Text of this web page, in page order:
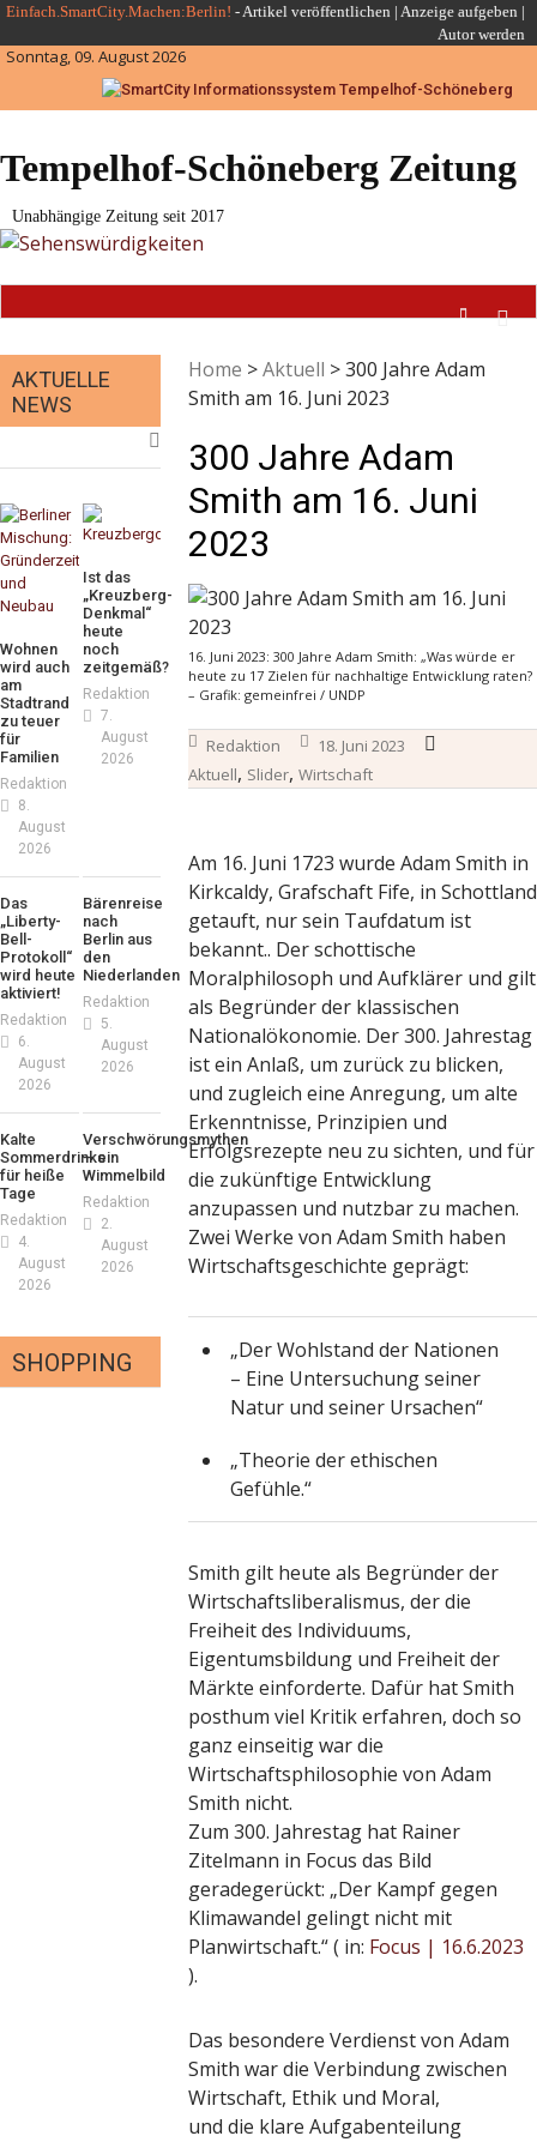
Skip
to
content
Einfach.SmartCity.Machen:Berlin! -Artikel veröffentlichen | Anzeige aufgeben |
Autor werden
Sonntag, 09. August 2026
Tempelhof-Schöneberg Zeitung
Unabhängige Zeitung seit 2017
Home >Aktuell >300 Jahre Adam
Smith am 16. Juni 2023
300 Jahre Adam
Smith am 16. Juni
2023
16. Juni 2023: 300 Jahre Adam Smith: „Was würde er
heute zu 17 Zielen für nachhaltige Entwicklung raten?
– Grafik: gemeinfrei / UNDP
Redaktion
18. Juni 2023
Aktuell, Slider, Wirtschaft
Am 16. Juni 1723 wurde Adam Smith in
Kirkcaldy, Grafschaft Fife, in Schottland
getauft, nur sein Taufdatum ist
bekannt.. Der schottische
Moralphilosoph und Aufklärer und gilt
als Begründer der klassischen
Nationalökonomie. Der 300. Jahrestag
ist ein Anlaß, um zurück zu blicken,
und zugleich eine Anregung, um alte
Erkenntnisse, Prinzipien und
Erfolgsrezepte neu zu sichten, und für
die zukünftige Entwicklung
anzupassen und nutzbar zu machen.
Zwei Werke von Adam Smith haben
Wirtschaftsgeschichte geprägt:
„Der Wohlstand der Nationen
– Eine Untersuchung seiner
Natur und seiner Ursachen“
„Theorie der ethischen
Gefühle.“
Smith gilt heute als Begründer der
Wirtschaftsliberalismus, der die
Freiheit des Individuums,
Eigentumsbildung und Freiheit der
Märkte einforderte. Dafür hat Smith
posthum viel Kritik erfahren, doch so
ganz einseitig war die
Wirtschaftsphilosophie von Adam
Smith nicht.
Zum 300. Jahrestag hat Rainer
Zitelmann in Focus das Bild
geradegerückt: „Der Kampf gegen
Klimawandel gelingt nicht mit
Planwirtschaft.“ ( in: Focus | 16.6.2023
).
Das besondere Verdienst von Adam
Smith war die Verbindung zwischen
Wirtschaft, Ethik und Moral,
und die klare Aufgabenteilung
AKTUELLE
NEWS
Wohnen
wird auch
am
Stadtrand
zu teuer
für
Familien
Redaktion
8.
August
2026
Ist das
„Kreuzberg-
Denkmal“
heute
noch
zeitgemäß?
Redaktion
7.
August
2026
Das
„Liberty-
Bell-
Protokoll“
wird heute
aktiviert!
Redaktion
6.
August
2026
Bärenreise
nach
Berlin aus
den
Niederlanden
Redaktion
5.
August
2026
Kalte
Sommerdrinks
für heiße
Tage
Redaktion
4.
August
2026
Verschwörungsmythen
– ein
Wimmelbild
Redaktion
2.
August
2026
SHOPPING
neuer Kollektion
der Honig? – Neue
gelten 14. Juni
2026:
bringt drei neue
zur Fußball-WM